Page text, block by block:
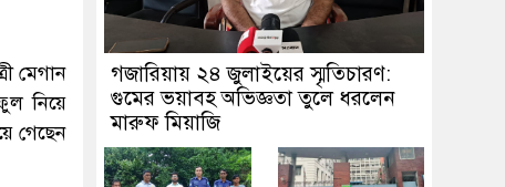
মেগান
নিয়ে
গেছেন
গজারিয়ায় ২৪ জুলাইয়ের স্মৃতিচারণ:
গুমের ভয়াবহ অভিজ্ঞতা তুলে ধরলেন
মারুফ মিয়াজি